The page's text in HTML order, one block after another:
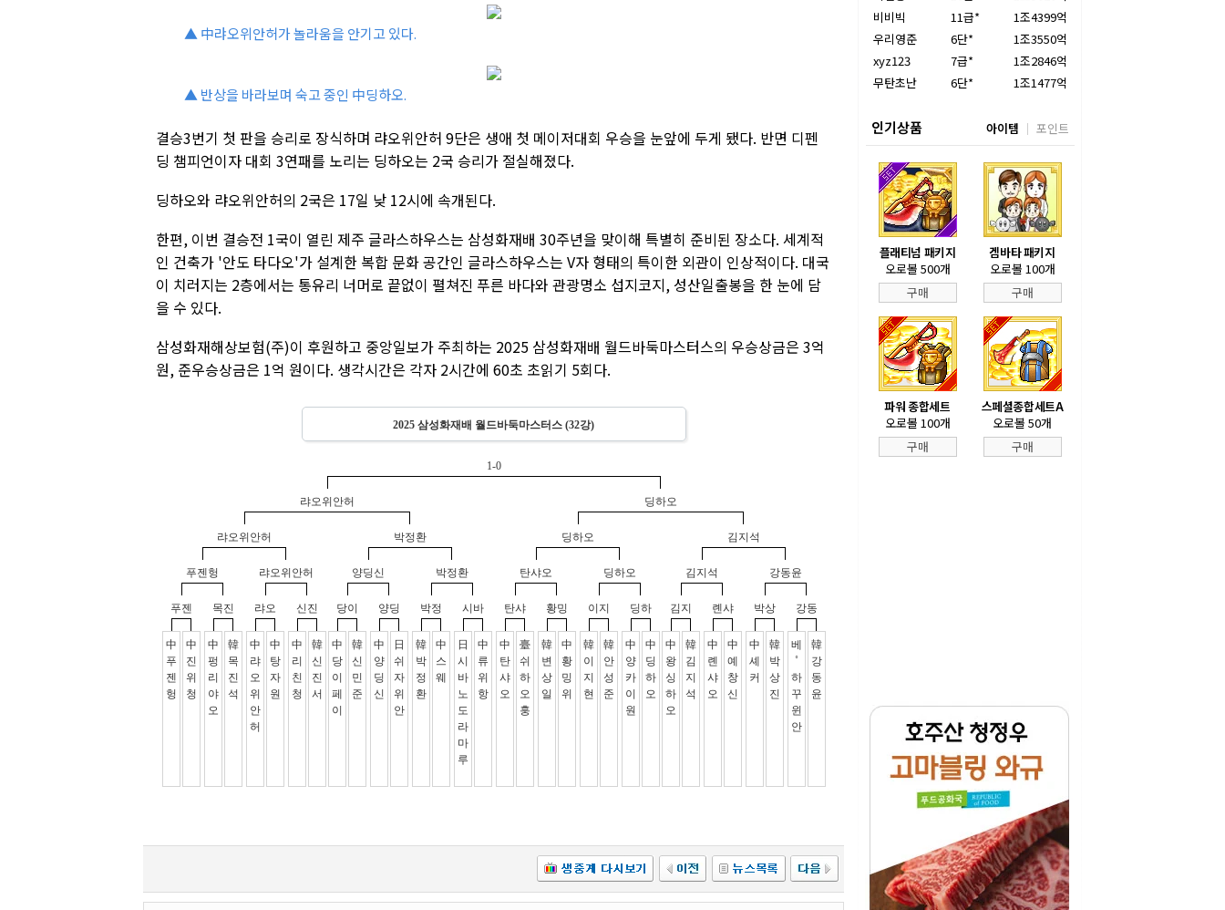
▲ 中랴오위안허가 놀라움을 안기고 있다.
▲ 반상을 바라보며 숙고 중인 中딩하오.
결승3번기 첫 판을 승리로 장식하며 랴오위안허 9단은 생애 첫 메이저대회 우승을 눈앞에 두게 됐다. 반면 디펜
딩 챔피언이자 대회 3연패를 노리는 딩하오는 2국 승리가 절실해졌다.
딩하오와 랴오위안허의 2국은 17일 낮 12시에 속개된다.
한편, 이번 결승전 1국이 열린 제주 글라스하우스는 삼성화재배 30주년을 맞이해 특별히 준비된 장소다. 세계적
인 건축가 '안도 타다오'가 설계한 복합 문화 공간인 글라스하우스는 V자 형태의 특이한 외관이 인상적이다. 대국
이 치러지는 2층에서는 통유리 너머로 끝없이 펼쳐진 푸른 바다와 관광명소 섭지코지, 성산일출봉을 한 눈에 담
을 수 있다.
삼성화재해상보험(주)이 후원하고 중앙일보가 주최하는 2025 삼성화재배 월드바둑마스터스의 우승상금은 3억
원, 준우승상금은 1억 원이다. 생각시간은 각자 2시간에 60초 초읽기 5회다.
비비빅
11급*
1조4399억
우리영준
6단*
1조3550억
xyz123
7급*
1조2846억
무탄초난
6단* 1조1477억
인기상품 아이템 포인트
플래티넘 패키지
오로볼 500개
구매
겜바타 패키지
오로볼 100개
구매
파워 종합세트
오로볼 100개
구매
스페셜종합세트A
오로볼 50개
구매